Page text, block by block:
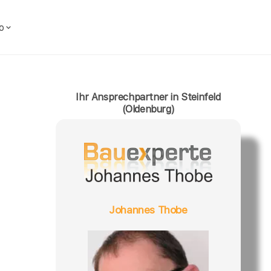
Ihr Ansprechpartner in Steinfeld
(Oldenburg)
Johannes Thobe